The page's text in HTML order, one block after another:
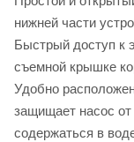
нижней части
Быстрый доступ к
съемной крышке
Удобно
защищает насос от
содержаться в